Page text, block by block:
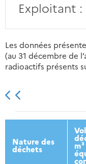
Exploitant :
Les données
(au 31 décembre de
radioactifs présents
2013
Nature des
déchets m³